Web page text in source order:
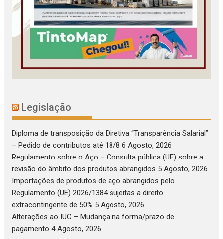
Legislação
Diploma de transposição da Diretiva “Transparência Salarial”
– Pedido de contributos até 18/8 6 Agosto, 2026
Regulamento sobre o Aço – Consulta pública (UE) sobre a
revisão do âmbito dos produtos abrangidos 5 Agosto, 2026
Importações de produtos de aço abrangidos pelo
Regulamento (UE) 2026/1384 sujeitas a direito
extracontingente de 50% 5 Agosto, 2026
Alterações ao IUC – Mudança na forma/prazo de
pagamento 4 Agosto, 2026